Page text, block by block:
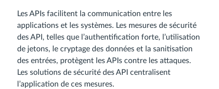
Les APIs facilitent la communication entre les
applications et les systèmes. Les mesures de sécurité
des API, telles que l’authentification forte, l’utilisation
de jetons, le cryptage des données et la sanitisation
des entrées, protègent les APIs contre les attaques.
Les solutions de sécurité des API centralisent
l’application de ces mesures.